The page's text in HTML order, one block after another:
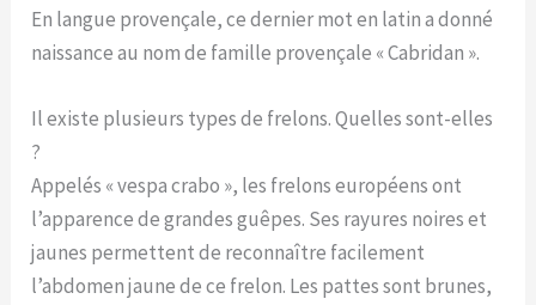
En langue provençale, ce dernier mot en latin a donné
naissance au nom de famille provençale « Cabridan ».
Il existe plusieurs types de frelons. Quelles sont-elles
?
Appelés « vespa crabo », les frelons européens ont
l’apparence de grandes guêpes. Ses rayures noires et
jaunes permettent de reconnaître facilement
l’abdomen jaune de ce frelon. Les pattes sont brunes,